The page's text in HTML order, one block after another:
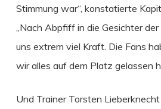
Stimmung war“, konstatierte
„Nach Abpfiff in die Gesichter
uns extrem viel Kraft. Die Fans
wir alles auf dem Platz gelassen
Und Trainer Torsten